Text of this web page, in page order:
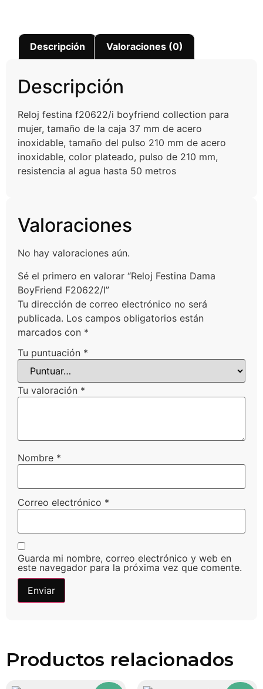
Descripción Valoraciones (0)
Descripción
Reloj festina f20622/i boyfriend collection para
mujer, tamaño de la caja 37 mm de acero
inoxidable, tamaño del pulso 210 mm de acero
inoxidable, color plateado, pulso de 210 mm,
resistencia al agua hasta 50 metros
Valoraciones
No hay valoraciones aún.
Sé el primero en valorar “Reloj Festina Dama
BoyFriend F20622/I”
Tu dirección de correo electrónico no será
publicada. Los campos obligatorios están
marcados con *
Tu puntuación *
Tu valoración *
Nombre *
Correo electrónico *
Guarda mi nombre, correo electrónico y web en
este navegador para la próxima vez que comente.
Productos relacionados